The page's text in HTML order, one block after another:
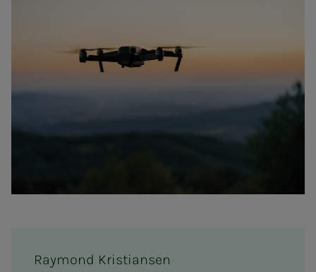
Raymond Kristiansen